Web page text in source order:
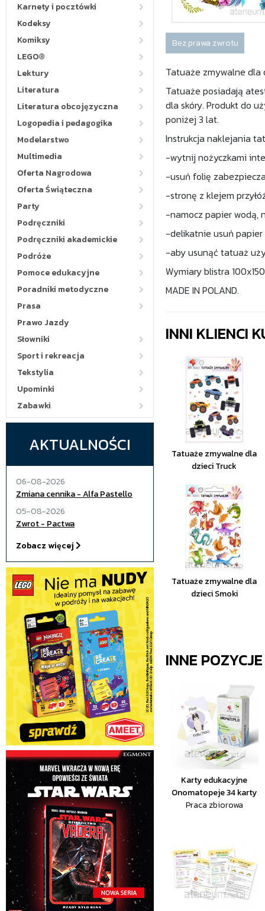
Karnety i pocztówki
Kodeksy
Komiksy
LEGO®
Lektury
Literatura
Literatura obcojęzyczna
Logopedia i pedagogika
Modelarstwo
Multimedia
Oferta Nagrodowa
Oferta Świąteczna
Party
Podręczniki
Podręczniki akademickie
Podróże
Pomoce edukacyjne
Poradniki metodyczne
Prasa
Prawo Jazdy
Słowniki
Sport i rekreacja
Tekstylia
Upominki
Zabawki
AKTUALNOŚCI
06-08-2026
Zmiana cennika - Alfa Pastello
05-08-2026
Zwrot - Pactwa
Zobacz więcej
Bez prawa zwrotu
Tatuaże zmywalne dla
Tatuaże posiadają
dla skóry. Produkt do
poniżej 3 lat.
Instrukcja naklejania
-wytnij nożyczkami
-usuń folię
-stronę z klejem
-namocz papier wodą,
-delikatnie usuń
-aby usunąć tatuaż
Wymiary blistra
MADE IN POLAND.
INNI KLIENCI
Tatuaże zmywalne dla
dzieci Truck
Tatuaże zmywalne dla
dzieci Smoki
INNE
Karty edukacyjne
Onomatopeje 34 karty
Praca zbiorowa